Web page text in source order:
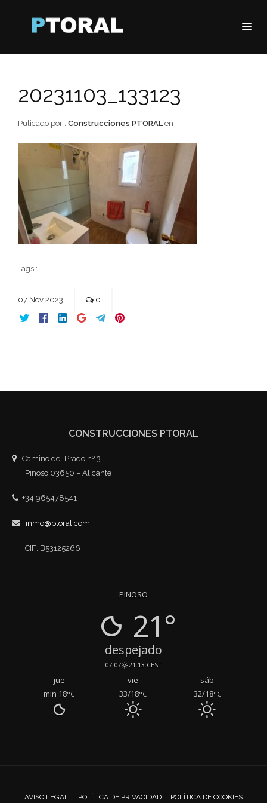
20231103_133123
Pulicado por : Construcciones PTORAL en
Tags :
07 Nov 2023 0
CONSTRUCCIONES PTORAL
Camino del Prado nº 3
Pinoso 03650 – Alicante
+34 965478541
inmo@ptoral.com
CIF: B53125266
PINOSO
21°
despejado
07:07 21:13 CEST
jue vie
sáb
min 18°C 33/18°C 32/18°C
AVISO LEGAL POLÍTICA DE PRIVACIDAD POLÍTICA DE COOKIES